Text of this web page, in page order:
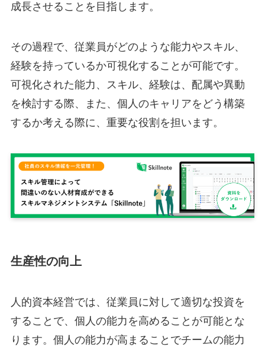
成長させることを目指します。
その過程で、従業員がどのような能力やスキル、
経験を持っているか可視化することが可能です。
可視化された能力、スキル、経験は、配属や異動
を検討する際、また、個人のキャリアをどう構築
するか考える際に、重要な役割を担います。
生産性の向上
人的資本経営では、従業員に対して適切な投資を
することで、個人の能力を高めることが可能とな
ります。個人の能力が高まることでチームの能力